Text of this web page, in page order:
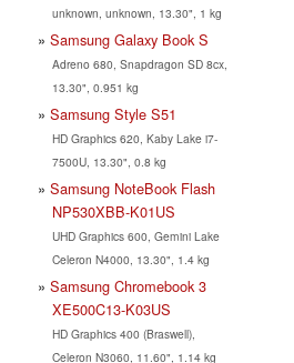
unknown, unknown, 13.30", 1 kg
Samsung Galaxy Book S
Adreno 680, Snapdragon SD 8cx,
13.30", 0.951 kg
Samsung Style S51
HD Graphics 620, Kaby Lake i7-
7500U, 13.30", 0.8 kg
Samsung NoteBook Flash
NP530XBB-K01US
UHD Graphics 600, Gemini Lake
Celeron N4000, 13.30", 1.4 kg
Samsung Chromebook 3
XE500C13-K03US
HD Graphics 400 (Braswell),
Celeron N3060, 11.60", 1.14 kg